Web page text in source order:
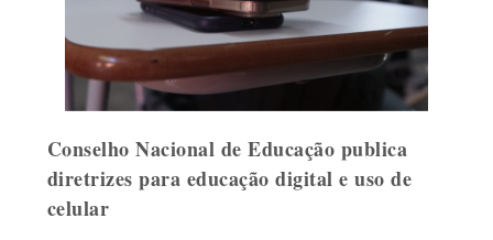
Conselho Nacional de Educação publica
diretrizes para educação digital e uso de
celular